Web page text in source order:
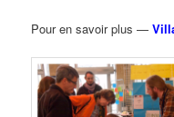
Pour en savoir plus —